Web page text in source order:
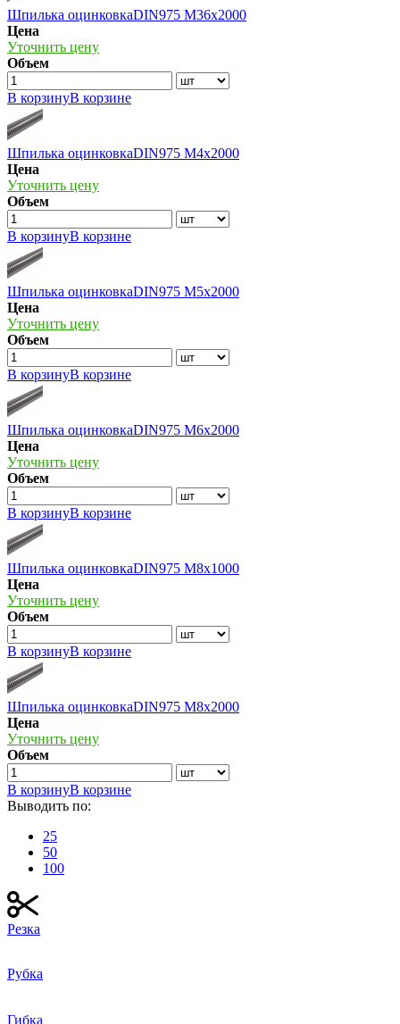
Шпилька оцинковкаDIN975 М36х2000
Цена
Уточнить цену
Объем
В корзинуВ корзине
Шпилька оцинковкаDIN975 М4х2000
Цена
Уточнить цену
Объем
В корзинуВ корзине
Шпилька оцинковкаDIN975 М5х2000
Цена
Уточнить цену
Объем
В корзинуВ корзине
Шпилька оцинковкаDIN975 М6х2000
Цена
Уточнить цену
Объем
В корзинуВ корзине
Шпилька оцинковкаDIN975 М8х1000
Цена
Уточнить цену
Объем
В корзинуВ корзине
Шпилька оцинковкаDIN975 М8х2000
Цена
Уточнить цену
Объем
В корзинуВ корзине
Выводить по:
25
50
100
Резка
Рубка
Гибка